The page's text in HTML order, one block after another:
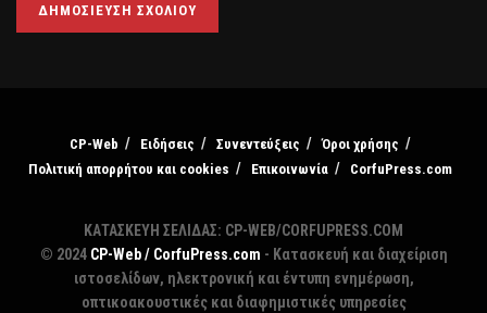
CP-Web Ειδήσεις Συνεντεύξεις
Όροι χρήσης
Πολιτική απορρήτου και cookies
Επικοινωνία CorfuPress.com
ΚΑΤΑΣΚΕΥΗ ΣΕΛΙΔΑΣ: CP-WEB/CORFUPRESS.COM
© 2024 CP-Web / CorfuPress.com - Κατασκευή και διαχείριση
ιστοσελίδων, ηλεκτρονική και έντυπη ενημέρωση,
οπτικοακουστικές και διαφημιστικές υπηρεσίες